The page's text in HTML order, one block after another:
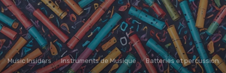
Music Insiders Instruments de Musique Batteries et percussions